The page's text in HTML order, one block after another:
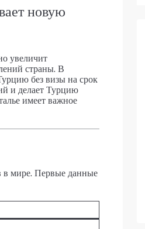
новую
увеличит
страны. В
без визы на срок
и делает Турцию
имеет важное
в мире. Первые данные